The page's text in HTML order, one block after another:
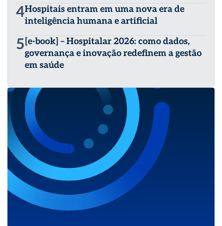
4Hospitais entram em uma nova era de
inteligência humana e artificial
5 [e-book] – Hospitalar 2026: como dados,
governança e inovação redefinem a gestão
em saúde